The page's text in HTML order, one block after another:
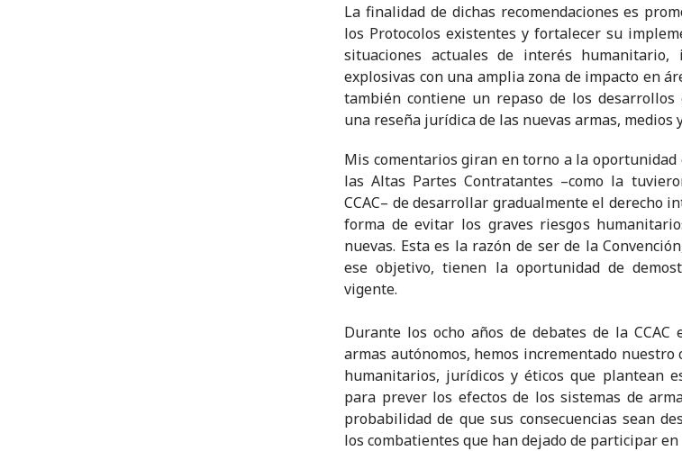
La finalidad de dichas recomendaciones es
los Protocolos existentes y fortalecer su
situaciones actuales de interés
explosivas con una amplia zona de impacto en
también contiene un repaso de los desarrollos
una reseña jurídica de las nuevas armas, medios
Mis comentarios giran en torno a la
las Altas Partes Contratantes –como la
CCAC– de desarrollar gradualmente el derecho
forma de evitar los graves riesgos
nuevas. Esta es la razón de ser de la
ese objetivo, tienen la oportunidad de
vigente.
Durante los ocho años de debates de la
armas autónomos, hemos incrementado nuestro
humanitarios, jurídicos y éticos que plantean
para prever los efectos de los sistemas de
probabilidad de que sus consecuencias sean
los combatientes que han dejado de participar